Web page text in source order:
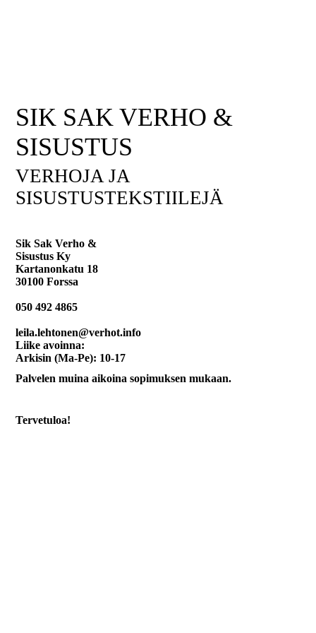
SIK SAK VERHO &
SISUSTUS
VERHOJA JA
SISUSTUSTEKSTIILEJÄ
Sik Sak Verho &
Sisustus Ky
Kartanonkatu 18
30100 Forssa
050 492 4865
leila.lehtonen@verhot.info
Liike avoinna:
Arkisin (Ma-Pe): 10-17
Palvelen muina aikoina sopimuksen mukaan.
Tervetuloa!